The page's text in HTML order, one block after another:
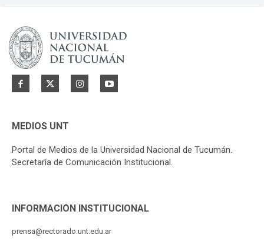
MEDIOS UNT
Portal de Medios de la Universidad Nacional de Tucumán.
Secretaría de Comunicación Institucional.
INFORMACIÓN INSTITUCIONAL
prensa@rectorado.unt.edu.ar